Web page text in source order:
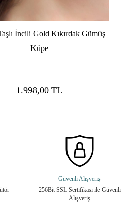
İncili Gold Kıkırdak Gümüş
Küpe
1.998,00TL
Güvenli Alışveriş
256Bit SSL Sertifikası ile Güvenli
Alışveriş